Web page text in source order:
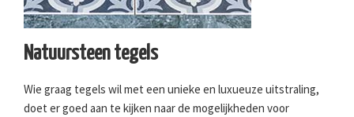
Natuursteen tegels
Wie graag tegels wil met een unieke en luxueuze uitstraling,
doet er goed aan te kijken naar de mogelijkheden voor